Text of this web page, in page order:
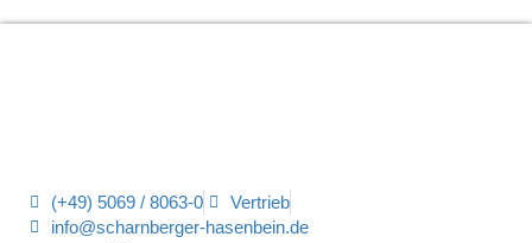
(+49) 5069 / 8063-0
Vertrieb
info@scharnberger-hasenbein.de